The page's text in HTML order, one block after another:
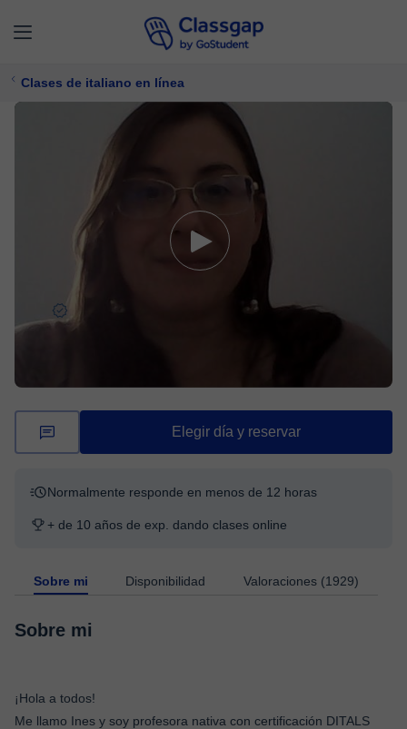
Clases de italiano en línea
Elegir día y reservar
Normalmente responde en menos de 12 horas
+ de 10 años de exp. dando clases online
Sobre mi Disponibilidad Valoraciones (1929)
Sobre mi
¡Hola a todos!
Me llamo Ines y soy profesora nativa con certificación DITALS